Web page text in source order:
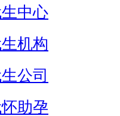
中心
机构
公司
助孕